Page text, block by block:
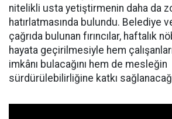
nitelikli usta yetiştirmenin daha da
hatırlatmasında bulundu. Belediye
çağrıda bulunan fırıncılar, haftalık
hayata geçirilmesiyle hem
imkânı bulacağını hem de mesleğin
sürdürülebilirliğine katkı